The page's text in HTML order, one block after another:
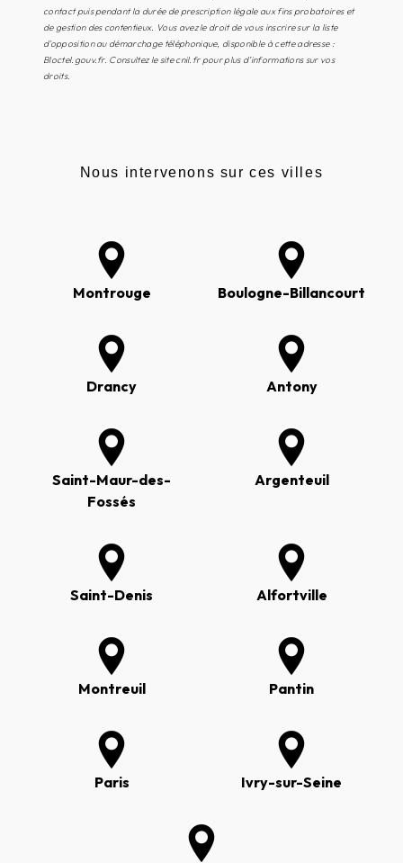
contact puis pendant la durée de prescription légale aux fins probatoires et
de gestion des contentieux. Vous avez le droit de vous inscrire sur la liste
d'opposition au démarchage téléphonique, disponible à cette adresse :
Bloctel.gouv.fr. Consultez le site cnil.fr pour plus d’informations sur vos
droits.
Nous intervenons sur ces villes
Montrouge Boulogne-Billancourt
Drancy Antony
Saint-Maur-des-
Fossés
Argenteuil
Saint-Denis Alfortville
Montreuil Pantin
Paris Ivry-sur-Seine